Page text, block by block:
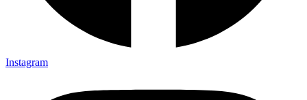
Instagram